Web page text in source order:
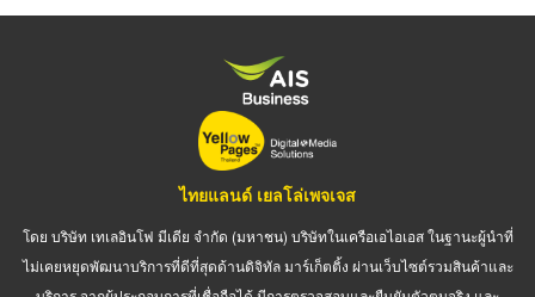
ไทยแลนด์ เยลโล่เพจเจส
โดย บริษัท เทเลอินโฟ มีเดีย จำกัด (มหาชน) บริษัทในเครือเอไอเอส ในฐานะผู้นำที่
ไม่เคยหยุดพัฒนาบริการที่ดีที่สุดด้านดิจิทัล มาร์เก็ตติ้ง ผ่านเว็บไซต์รวมสินค้าและ